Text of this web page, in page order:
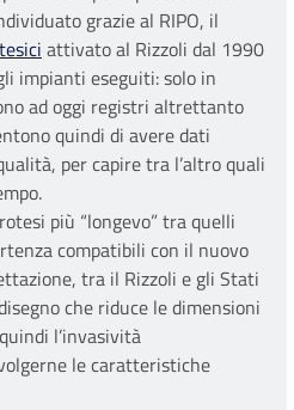
grazie al RIPO, il
attivato al Rizzoli dal 1990
impianti eseguiti: solo in
ad oggi registri altrettanto
quindi di avere dati
per capire tra l’altro quali
più “longevo” tra quelli
compatibili con il nuovo
tra il Rizzoli e gli Stati
che riduce le dimensioni
l’invasività
le caratteristiche